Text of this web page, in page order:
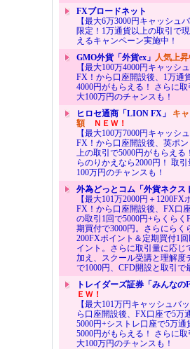
FXブロードネット
【最大6万3000円キャッシュ
限定！1万通貨以上の取引で
えるキャンペーン実施中！
GMO外貨「外貨ex」 人気上昇
【最大100万4000円キャッシ
FX！から口座開設後、1万通
4000円がもらえる！ さらに
大100万円のチャンスも！
ヒロセ通商「LION FX」 キ
額ＮＥＷ！
【最大100万7000円キャッシ
FX！から口座開設後、英ポ
上の取引で5000円がもらえる
らのりかえなら2000円！ 取
100万円のチャンスも！
外為どっとコム「外貨ネクス
【最大101万2000円＋1200FX
FX！から口座開設後、FX口
の取引1回で5000円+らくらく
期買付で3000円。さらにらく
200FXポイント＆定期買付1
イント。さらに取引量に応じ
加え、スクール受講と理解度
で1000円、CFD開設と取引で
トレイダーズ証券「みんなの
ＥＷ！
【最大101万円キャッシュバ
ら口座開設後、FX口座で5万
5000円+シストレ口座で5万
5000円がもらえる！ さらに
大100万円のチャンスも！